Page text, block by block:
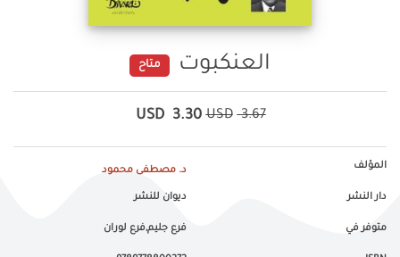
العنكبوت متاح
3.67
USD
3.30
USD
المؤلف د. مصطفى محمود
دار النشر ديوان للنشر
متوفر في فرع جليم,فرع لوران